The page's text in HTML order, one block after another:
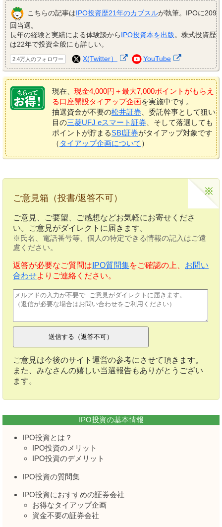
こちらの記事はIPO投資歴21年のカブスルが執筆。IPOに209
回当選。
長年の経験と実績による体験談からIPO投資本を出版。株式投資歴
は22年で投資全般にも詳しい。
2.4万人のフォロワー X(Twitter） YouTube
現在、 現金4,000円＋最大7,000ポイントがもらえ
る口座開設タイアップ企画を実施中です。
抽選資金が不要の松井証券、委託幹事として狙い
目の三菱UFJ eスマート証券、そして落選しても
ポイントが貯まるSBI証券がタイアップ対象です
（ タイアップ企画について ）
ご意見箱（投書/返答不可）
ご意見、ご要望、ご感想などお気軽にお寄せくださ
い。ご意見がダイレクトに届きます。
※氏名、電話番号等、個人の特定できる情報の記入はご遠
慮ください。
返答が必要なご質問は IPO質問集をご確認の上、 お問い
合わせよりご連絡ください。
ご意見は今後のサイト運営の参考にさせて頂きます。
また、みなさんの嬉しい当選報告もありがとうござい
ます。
IPO投資の基本情報
IPO投資とは？
IPO投資のメリット
IPO投資のデメリット
IPO投資の質問集
IPO投資におすすめの証券会社
お得なタイアップ企画
資金不要の証券会社